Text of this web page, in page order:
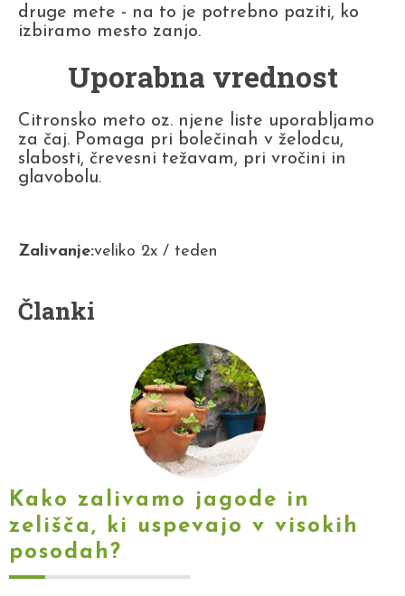
druge mete - na to je potrebno paziti, ko
izbiramo mesto zanjo.
Uporabna vrednost
Citronsko meto oz. njene liste uporabljamo
za čaj. Pomaga pri bolečinah v želodcu,
slabosti, črevesni težavam, pri vročini in
glavobolu.
Zalivanje:veliko 2x / teden
Članki
Kako zalivamo jagode in
zelišča, ki uspevajo v visokih
posodah?